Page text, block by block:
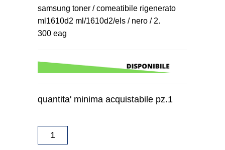
samsung toner / comeatibile rigenerato
ml1610d2 ml/1610d2/els / nero / 2.
300 eag
quantita' minima acquistabile pz.1